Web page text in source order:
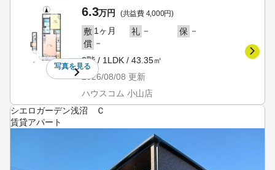
写真を見る
6.3万円 (共益費 4,000円)
敷 1ヶ月 礼 － 保 －
償 －
2階 / 1LDK / 43.35㎡
2026/08/08 更新
ハウスコム 小山店
シエロガーデン浅沼 Ｃ
賃貸アパート